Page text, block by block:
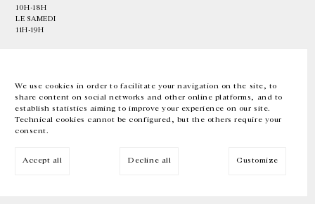
We use cookies in order to facilitate your navigation on the site, to
share content on social networks and other online platforms, and to
establish statistics aiming to improve your experience on our site.
Technical cookies cannot be configured, but the others require your
consent.
Accept all Decline all Customize
10H-18H
LE SAMEDI
11H-19H
EN FR 中文 Facebook Instagram
Inscrivez-vous à notre newsletter